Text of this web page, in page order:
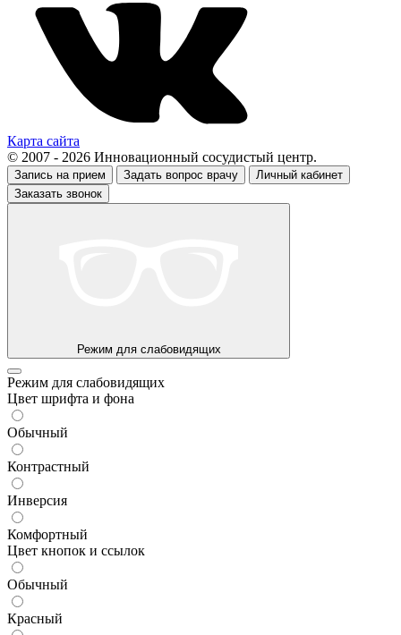
Карта сайта
© 2007 - 2026 Инновационный сосудистый центр.
Запись на прием Задать вопрос врачу
Личный кабинет
Заказать звонок
Режим для слабовидящих
Режим для слабовидящих
Цвет шрифта и фона
Обычный
Контрастный
Инверсия
Комфортный
Цвет кнопок и ссылок
Обычный
Красный